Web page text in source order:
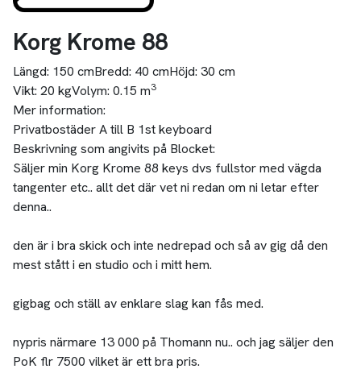
Korg Krome 88
Längd: 150 cmBredd: 40 cmHöjd: 30 cm
Vikt: 20 kgVolym: 0.15 m3
Mer information:
Privatbostäder A till B 1st keyboard
Beskrivning som angivits på Blocket:
Säljer min Korg Krome 88 keys dvs fullstor med vägda
tangenter etc.. allt det där vet ni redan om ni letar efter
denna..
den är i bra skick och inte nedrepad och så av gig då den
mest stått i en studio och i mitt hem.
gigbag och ställ av enklare slag kan fås med.
nypris närmare 13 000 på Thomann nu.. och jag säljer den
PoK flr 7500 vilket är ett bra pris.